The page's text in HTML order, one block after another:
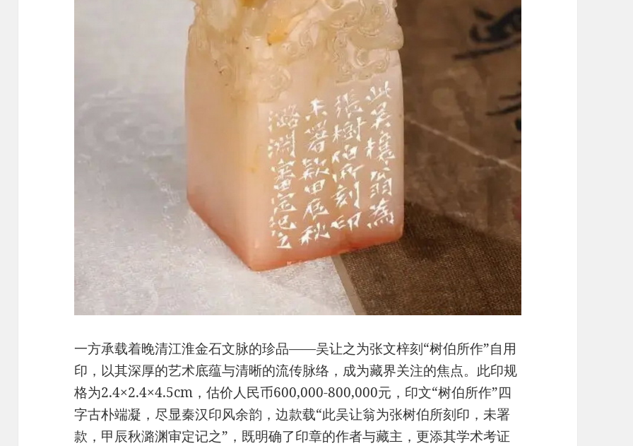
一方承载着晚清江淮金石文脉的珍品——吴让之为张文梓刻“树伯所作”自用
印，以其深厚的艺术底蕴与清晰的流传脉络，成为藏界关注的焦点。此印规
格为2.4×2.4×4.5cm，估价人民币600,000-800,000元，印文“树伯所作”四
字古朴端凝，尽显秦汉印风余韵，边款载“此吴让翁为张树伯所刻印，未署
款，甲辰秋潞渊审定记之”，既明确了印章的作者与藏主，更添其学术考证